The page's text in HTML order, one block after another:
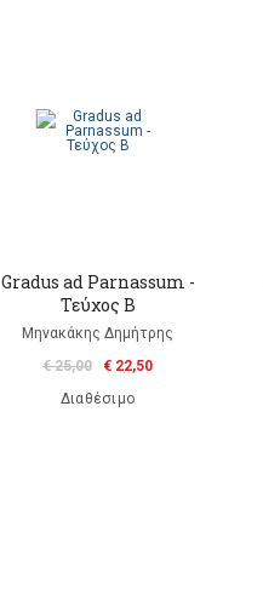
Gradus ad Parnassum -
Τεύχος Β
Μηνακάκης Δημήτρης
€ 25,00
€ 22,50
Διαθέσιμο